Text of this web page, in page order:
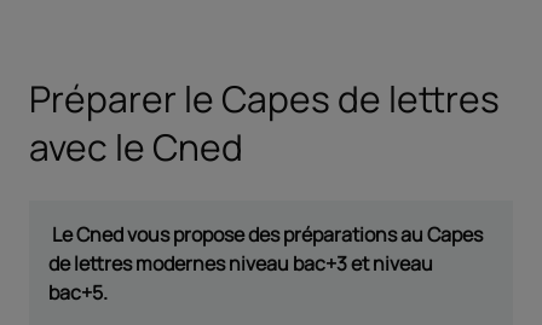
Préparer le Capes de lettres
avec le Cned
Le Cned vous propose des préparations au Capes
de lettres modernes niveau bac+3 et niveau
bac+5.